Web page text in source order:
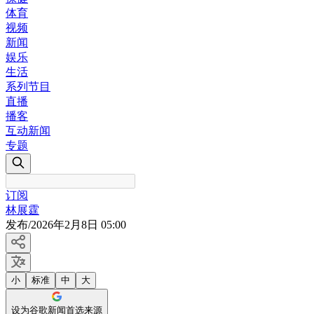
体育
视频
新闻
娱乐
生活
系列节目
直播
播客
互动新闻
专题
订阅
林展霆
发布/2026年2月8日 05:00
小 标准 中 大
设为谷歌新闻首选来源